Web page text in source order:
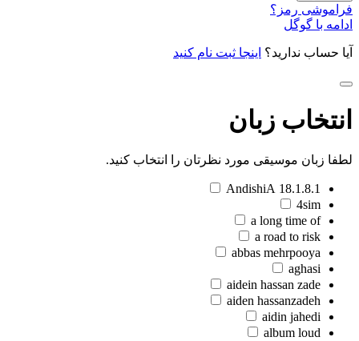
فراموشی رمز؟
ادامه با گوگل
آیا حساب ندارید؟ اینجا ثبت نام کنید
انتخاب زبان
لطفا زبان موسیقی مورد نظرتان را انتخاب کنید.
18.1.8.1 AndishiA
4sim
a long time of
a road to risk
abbas mehrpooya
aghasi
aidein hassan zade
aiden hassanzadeh
aidin jahedi
album loud